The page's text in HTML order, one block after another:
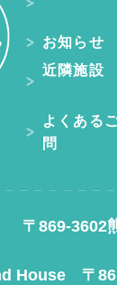
お知らせ
近隣施設
よくある
問
3602熊
House 〒